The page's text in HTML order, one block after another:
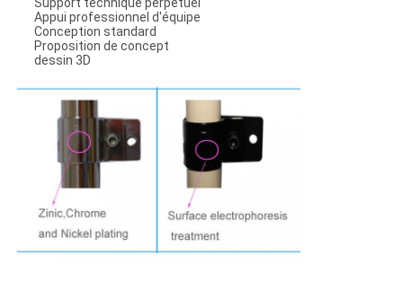
Support technique perpétuel
Appui professionnel d'équipe
Conception standard
Proposition de concept
dessin 3D